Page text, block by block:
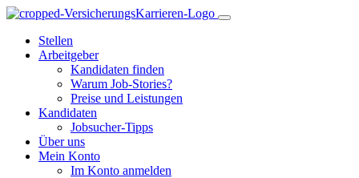
Stellen
Arbeitgeber
Kandidaten finden
Warum Job-Stories?
Preise und Leistungen
Kandidaten
Jobsucher-Tipps
Über uns
Mein Konto
Im Konto anmelden